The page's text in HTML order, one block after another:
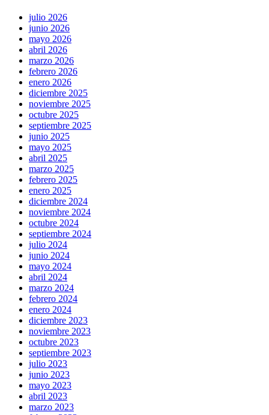
julio 2026
junio 2026
mayo 2026
abril 2026
marzo 2026
febrero 2026
enero 2026
diciembre 2025
noviembre 2025
octubre 2025
septiembre 2025
junio 2025
mayo 2025
abril 2025
marzo 2025
febrero 2025
enero 2025
diciembre 2024
noviembre 2024
octubre 2024
septiembre 2024
julio 2024
junio 2024
mayo 2024
abril 2024
marzo 2024
febrero 2024
enero 2024
diciembre 2023
noviembre 2023
octubre 2023
septiembre 2023
julio 2023
junio 2023
mayo 2023
abril 2023
marzo 2023